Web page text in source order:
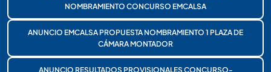
NOMBRAMIENTO CONCURSO EMCALSA
ANUNCIO EMCALSA PROPUESTA NOMBRAMIENTO 1 PLAZA DE
CÁMARA MONTADOR
ANUNCIO RESULTADOS PROVISIONALES CONCURSO-